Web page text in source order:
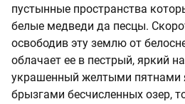
пустынные пространства
белые медведи да песцы.
освободив эту землю от
облачает ее в пестрый, яркий
украшенный желтыми пятнами
брызгами бесчисленных озер,